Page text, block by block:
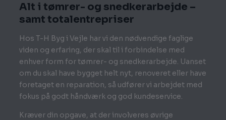
Alt i tømrer- og snedkerarbejde –
samt totalentrepriser
Hos T-H Byg i Vejle har vi den nødvendige faglige
viden og erfaring, der skal til i forbindelse med
enhver form for tømrer- og snedkerarbejde. Uanset
om du skal have bygget helt nyt, renoveret eller have
foretaget en reparation, så udfører vi arbejdet med
fokus på godt håndværk og god kundeservice.
Kræver din opgave, at der involveres øvrige